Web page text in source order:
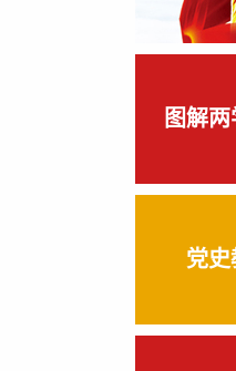
图解
党史